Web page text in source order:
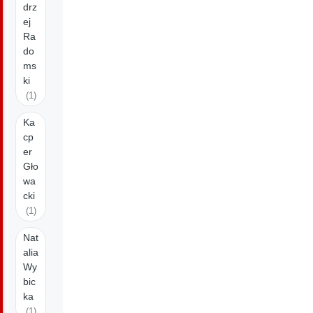
drz
ej
Ra
do
ms
ki
(1)
Ka
cp
er
Gło
wa
cki
(1)
Nat
alia
Wy
bic
ka